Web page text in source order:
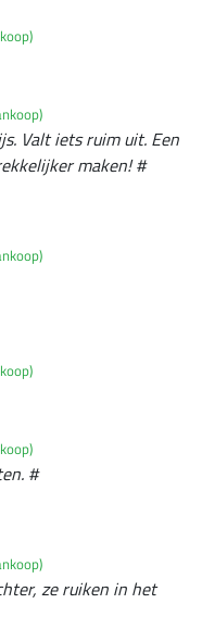
Valt iets ruim uit. Een
maken! #
#
ze ruiken in het